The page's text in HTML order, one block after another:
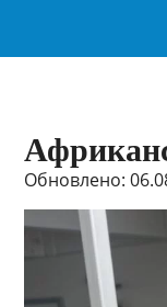
Обновлено: